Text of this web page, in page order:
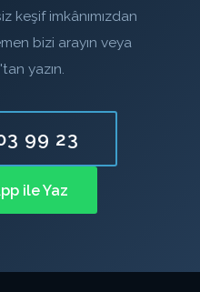
keşif imkânımızdan
bizi arayın veya
yazın.
99 23
ile Yaz